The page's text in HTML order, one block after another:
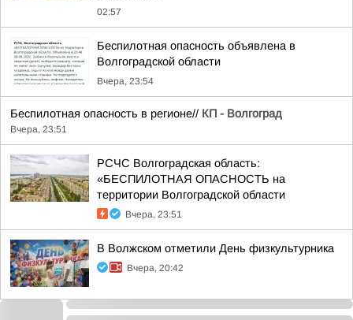
02:57
Беспилотная опасность объявлена в
Волгоградской области
Вчера, 23:54
Беспилотная опасность в регионе// КП - Волгоград
Вчера, 23:51
РСЧС Волгоградская область:
«БЕСПИЛОТНАЯ ОПАСНОСТЬ на
территории Волгоградской области
Вчера, 23:51
В Волжском отметили День физкультурника
Вчера, 20:42